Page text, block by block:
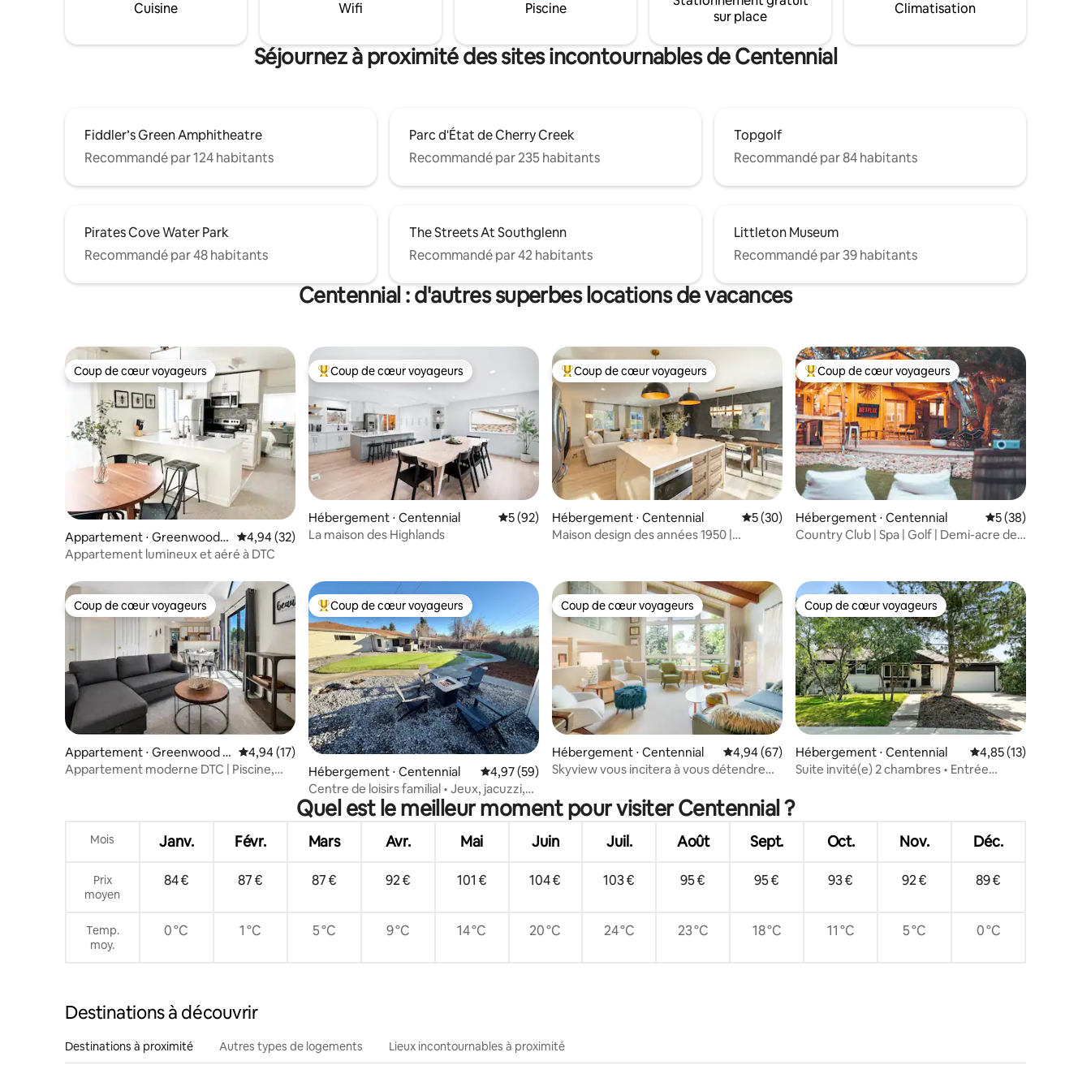
sport ouverte 24h/24 et 7j/7, à une
club-house et à un coin repas extérieur.
vous rendre au centre-ville ou à
anticipée GRATUITE lorsqu'elle est
disponible.
cuisine est entièrement équipée avec
coin repas. *** Désinfecté en profondeur
pour plus de sécurité. Arrivée sans
Springs et le célèbre établissement de
voyageurs trouvent que c'est une
propriété très désirable.
Cuisine Wifi Piscine
sur place
Climatisation
Séjournez à proximité des sites incontournables de Centennial
Fiddler’s Green Amphitheatre
Recommandé par 124 habitants
Parc d'État de Cherry Creek
Recommandé par 235 habitants
Topgolf
Recommandé par 84 habitants
Pirates Cove Water Park
Recommandé par 48 habitants
The Streets At Southglenn
Recommandé par 42 habitants
Littleton Museum
Recommandé par 39 habitants
Centennial : d'autres superbes locations de vacances
Coup de cœur voyageurs
Coup de cœur voyageurs
Appartement ⋅ Greenwood V
illage
Évaluation moyenne sur la base de 32 commentaires : 4,94 sur 5
4,94 (32)
Appartement lumineux et aéré à DTC
Coups de cœur voyageurs les plus appréciés
Coup de cœur voyageurs
Hébergement ⋅ Centennial Évaluation moyenne sur la base de 92 commentaires : 5 sur 5
5 (92)
La maison des Highlands
Coups de cœur voyageurs les plus appréciés
Coup de cœur voyageurs
Hébergement ⋅ Centennial Évaluation moyenne sur la base de 30 commentaires : 5 sur 5
5 (30)
Maison design des années 1950 |
Coups de cœur voyageurs les plus appréciés
Coup de cœur voyageurs
Hébergement ⋅ Centennial Évaluation
5 (38)
Country Club | Spa | Golf | Demi-acre de
Coup de cœur voyageurs
Coup de cœur voyageurs
Appartement ⋅ Greenwood V
illage
Évaluation moyenne sur la base de 17 commentaires : 4,94 sur 5
4,94 (17)
Appartement moderne DTC | Piscine,
Coups de cœur voyageurs les plus appréciés
Coup de cœur voyageurs
Hébergement ⋅ Centennial Évaluation moyenne sur la base de 59 commentaires : 4,97 sur 5
4,97 (59)
Centre de loisirs familial • Jeux, jacuzzi,
putting green
Coup de cœur voyageurs
Coup de cœur voyageurs
Hébergement ⋅ Centennial Évaluation moyenne sur la base de 67 commentaires : 4,94 sur 5
4,94 (67)
Skyview vous incitera à vous détendre
Coup de cœur voyageurs
Coup de cœur voyageurs
Hébergement ⋅ Centennial Évaluation moyenne
4,85 (13)
Suite invité(e) 2 chambres • Entrée
Quel est le meilleur moment pour visiter Centennial ?
Mois Janv. Févr. Mars Avr. Mai Juin Juil. Août Sept. Oct. Nov. Déc.
Prix
moyen
84 € 87 € 87 € 92 € 101 € 104 € 103 € 95 € 95 € 93 € 92 € 89 €
Temp.
moy.
0 °C 1 °C 5 °C 9 °C 14 °C 20 °C 24 °C 23 °C 18 °C 11 °C 5 °C 0 °C
Destinations à découvrir
Destinations à proximité Autres types de logements Lieux incontournables à proximité